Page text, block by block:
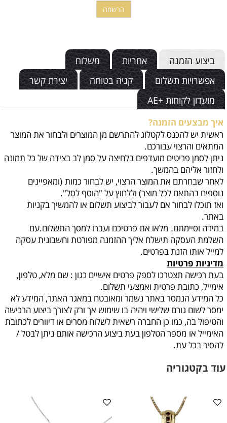
ביצוע הזמנה אחריות
משלוח
אפשרויות תשלום
קניה בטוחה
יצירת קשר
מועדון לקוחות +AE
איך מבצעים הזמנה?
ראשית יש להכנס לקטלוג להתרשם מן המוצרים ולבחור את המוצר
המתאים והרצוי עבורכם.
ניתן לסמן פריטים מועדפים בלחיצה על סמן לב בצידה של כל תמונה
ולחזור אליהם בהמשך.
לאחר שבחרתם את המוצר הרצוי, יש לבחור כמות (ומאפיינים
נוספים בהתאם לכל מוצר) וללחוץ על "הוסף לסל".
ואז תוכלו לבחור אם לעבור לביצוע תשלום או להמשיך בקניות
באתר.
במידה וסיימתם, מלאו את פרטיכם ועברו למסך התשלום.עם
השלמת העסקה תישלח אליך ההזמנה מפורטת וחשבונית עסקה
למייל אותו הזנת בפרטים.
מדיניות פרטיות
בעת רכישה תצטרכו לספק פרטים אישיים כגון : שם מלא, טלפון,
אימייל, כתובת פרטית ואמצעי תשלום.
כל המידע הנמסר באתר נשמר ומאובטח במאגר האתר, המידע לא
ימסר לשום גורם שלישי ויהיה בו שימוש אך ורק לצורך ביצוע הרכישה
והטיפול בה, כמו כן החברה רשאית לשלוח מסרים או דיוורים לכתובת
האימייל או מספר הטלפון בעת ביצוע הרכישה אותם ניתן לבטל /
להסיר בכל עת.
עוד בקטגוריה